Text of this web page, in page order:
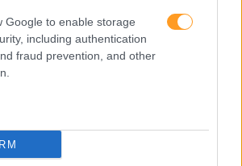
Google to enable storage
including authentication
fraud prevention, and other
QUE AS EMPRESAS
ANO
sua plataforma e ao que dizem os
social acredita que…